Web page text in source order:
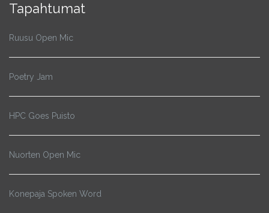
Tapahtumat
Ruusu Open Mic
Poetry Jam
HPC Goes Puisto
Nuorten Open Mic
Konepaja Spoken Word